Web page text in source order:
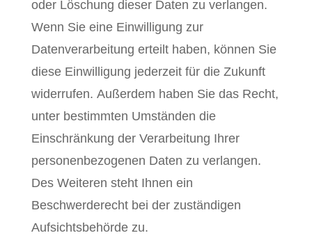
oder Löschung dieser Daten zu verlangen.
Wenn Sie eine Einwilligung zur
Datenverarbeitung erteilt haben, können Sie
diese Einwilligung jederzeit für die Zukunft
widerrufen. Außerdem haben Sie das Recht,
unter bestimmten Umständen die
Einschränkung der Verarbeitung Ihrer
personenbezogenen Daten zu verlangen.
Des Weiteren steht Ihnen ein
Beschwerderecht bei der zuständigen
Aufsichtsbehörde zu.